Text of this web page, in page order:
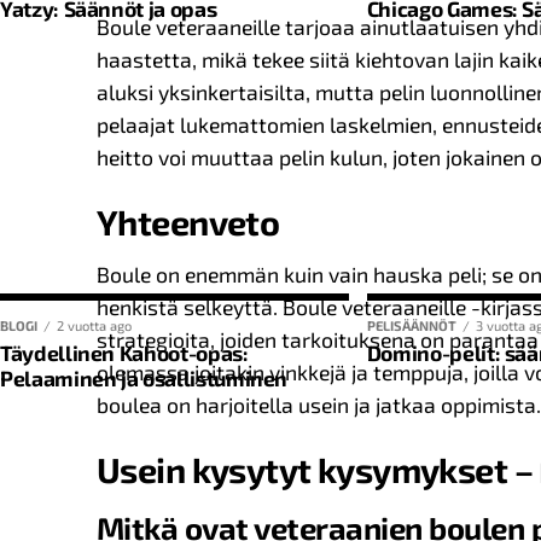
Boule veteraaneille tarjoaa ainutlaatuisen
haastetta, mikä tekee siitä kiehtovan lajin
aluksi yksinkertaisilta, mutta pelin
pelaajat lukemattomien laskelmien,
heitto voi muuttaa pelin kulun, joten
Yhteenveto
Boule on enemmän kuin vain hauska peli; se
henkistä selkeyttä. Boule veteraaneille -
strategioita, joiden tarkoituksena on
olemassa joitakin vinkkejä ja temppuja, joilla
boulea on harjoitella usein ja jatkaa oppimista.
Usein kysytyt kysymykset –
Mitkä ovat veteraanien boulen
Mitä Yatzy-peli olisi ilman sen kuuluisia
kuten ykköset, kakkoset ja vitoset, mutta
1s-6s: liikkeeseen laskettu nimellisarvoon.
Padelissa, kuten monissa muissakin maila-
pisteytysjärjestelmä. Perusymmärrys tästä
suunta ja oppia laskemaan padel-säännöissä.
Voittopisteet: Joukkue voittaa pisteen, kun
Pelit ja sarjat
: Melontapeli koostuu erilaisista
minikilpailu. Joukkue voittaa 6 pelistä koostuvan
Otteluvoitto: Yleisesti ottaen se joukkue, joka
Korttien
52
7-10
104
Pelin perussäännöt
Yatzy: Säännöt ja opas Chicago Games:
BLOGI 2 vuotta ago
Täydellinen Kahoot-opas:
Pelaaminen ja osallistuminen
PELISÄÄNNÖT 3 vuotta
Domino-pelit: